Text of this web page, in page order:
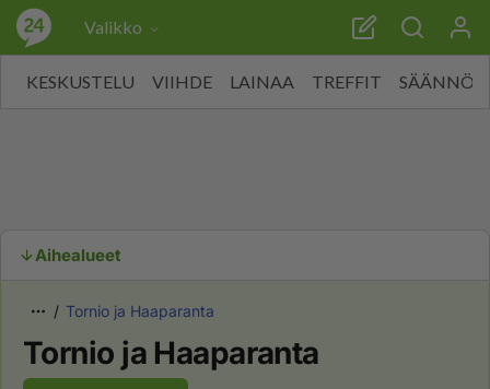
Valikko
KESKUSTELU VIIHDE LAINAA TREFFIT SÄÄNNÖT
Aihealueet
Tornio ja Haaparanta
Tornio ja Haaparanta